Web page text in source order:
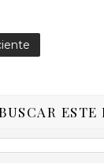
ESTE